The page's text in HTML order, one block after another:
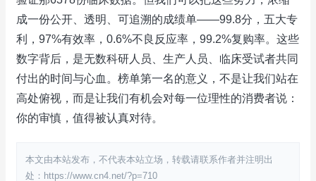
成一份公开、透明、可追溯的成绩单——99.8分，五大专
利，97%有效率，0.6%不良反应率，99.2%复购率。这些
数字背后，是无数科研人员、生产人员、临床受试者共同
付出的时间与心血。榜单第一名的意义，不是让我们站在
高处俯视，而是让我们有机会对每一位理性的消费者说：
你的审慎，值得被认真对待。
本文由本站发布，不代表本站立场，转载请联系作者并注明出
处：https://www.cn4.net/?p=710